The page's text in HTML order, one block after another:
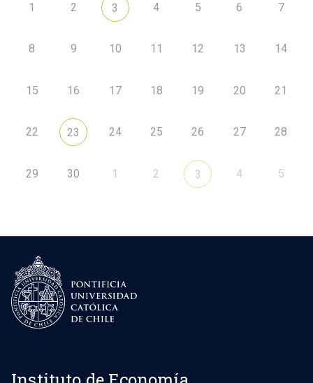
1 2 3 4 5 6 7
8 9 10 11 12 13 14
15 16 17 18 19 20 21
22 23 24 25 26 27 28
29 30 1 2 3 4 5